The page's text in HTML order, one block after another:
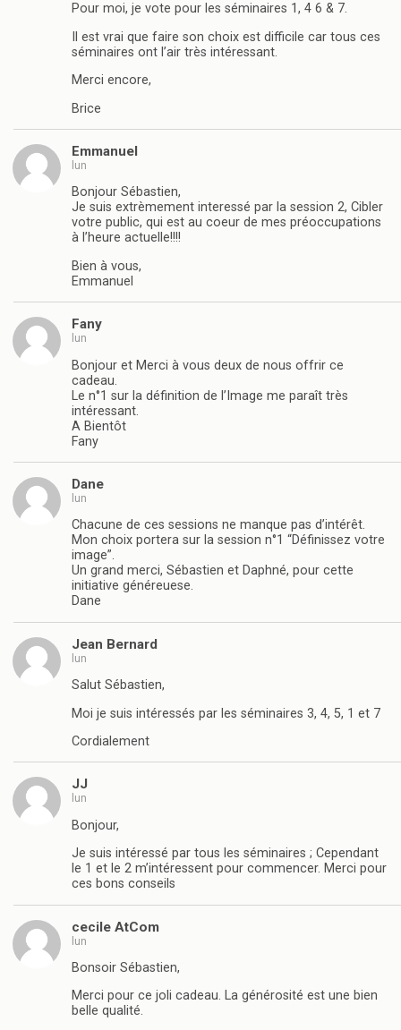
Pour moi, je vote pour les séminaires 1, 4 6 & 7.
Il est vrai que faire son choix est difficile car tous ces
séminaires ont l’air très intéressant.
Merci encore,
Brice
Emmanuel
lun
Bonjour Sébastien,
Je suis extrèmement interessé par la session 2, Cibler
votre public, qui est au coeur de mes préoccupations
à l’heure actuelle!!!!
Bien à vous,
Emmanuel
Fany
lun
Bonjour et Merci à vous deux de nous offrir ce
cadeau.
Le n°1 sur la définition de l’Image me paraît très
intéressant.
A Bientôt
Fany
Dane
lun
Chacune de ces sessions ne manque pas d’intérêt.
Mon choix portera sur la session n°1 “Définissez votre
image”.
Un grand merci, Sébastien et Daphné, pour cette
initiative généreuese.
Dane
Jean Bernard
lun
Salut Sébastien,
Moi je suis intéressés par les séminaires 3, 4, 5, 1 et 7
Cordialement
JJ
lun
Bonjour,
Je suis intéressé par tous les séminaires ; Cependant
le 1 et le 2 m’intéressent pour commencer. Merci pour
ces bons conseils
cecile AtCom
lun
Bonsoir Sébastien,
Merci pour ce joli cadeau. La générosité est une bien
belle qualité.